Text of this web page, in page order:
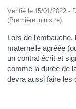
Vérifié le 15/01/2022 -
(Première ministre)
Lors de l'embauche,
maternelle agréée
un contrat écrit et
comme la durée de
devra aussi faire les